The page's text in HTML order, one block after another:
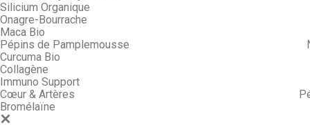
Silicium Organique
Onagre-Bourrache
Maca Bio
Pépins de Pamplemousse
Curcuma Bio
Collagène
Immuno Support
Cœur & Artères
Bromélaïne